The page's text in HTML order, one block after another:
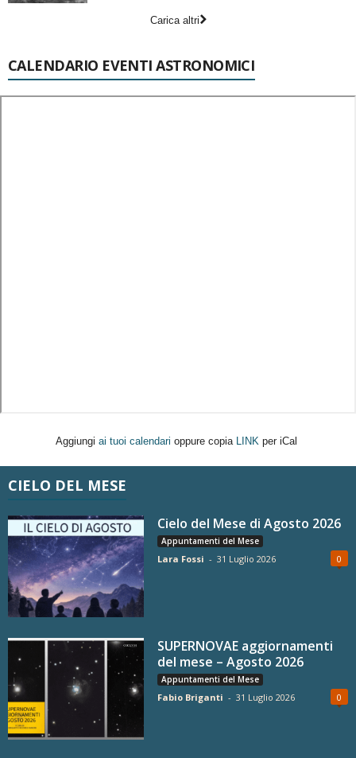
Carica altri
CALENDARIO EVENTI ASTRONOMICI
Aggiungi ai tuoi calendari oppure copia LINK per iCal
CIELO DEL MESE
Cielo del Mese di Agosto 2026
Appuntamenti del Mese
Lara Fossi - 31 Luglio 2026 0
SUPERNOVAE aggiornamenti
del mese – Agosto 2026
Appuntamenti del Mese
Fabio Briganti - 31 Luglio 2026 0